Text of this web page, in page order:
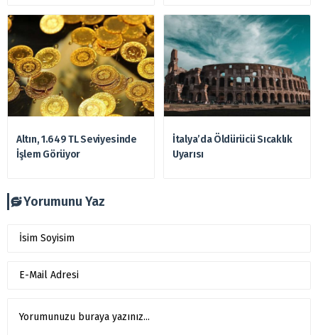
Altın, 1.649 TL Seviyesinde
İşlem Görüyor
İtalya’da Öldürücü Sıcaklık
Uyarısı
Yorumunu Yaz